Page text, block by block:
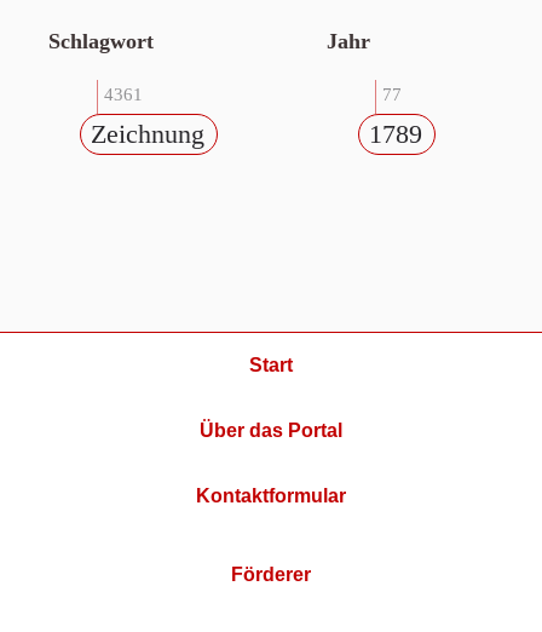
Schlagwort
4361
Zeichnung
Jahr
77
1789
Start
Über das Portal
Kontaktformular
Förderer